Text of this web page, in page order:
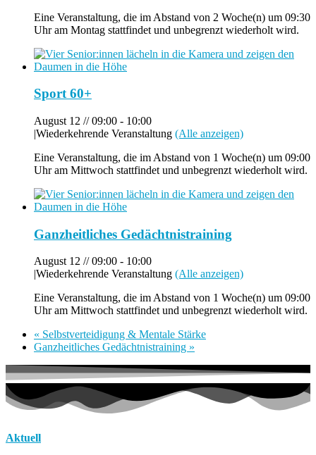
Eine Veranstaltung, die im Abstand von 2 Woche(n) um 09:30
Uhr am Montag stattfindet und unbegrenzt wiederholt wird.
Sport 60+
August 12 // 09:00 - 10:00
|Wiederkehrende Veranstaltung (Alle anzeigen)
Eine Veranstaltung, die im Abstand von 1 Woche(n) um 09:00
Uhr am Mittwoch stattfindet und unbegrenzt wiederholt wird.
Ganzheitliches Gedächtnistraining
August 12 // 09:00 - 10:00
|Wiederkehrende Veranstaltung (Alle anzeigen)
Eine Veranstaltung, die im Abstand von 1 Woche(n) um 09:00
Uhr am Mittwoch stattfindet und unbegrenzt wiederholt wird.
« Selbstverteidigung & Mentale Stärke
Ganzheitliches Gedächtnistraining »
Aktuell